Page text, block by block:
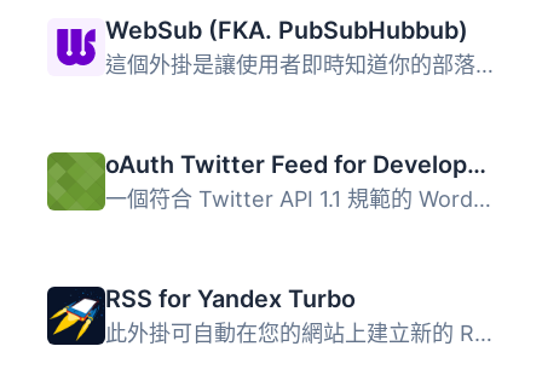
WebSub (FKA. PubSubHubbub)
這個外掛是讓使用者即時知道你的部落格有更新的簡單方式。它...
oAuth Twitter Feed for Developers
一個符合 Twitter API 1.1 規範的 WordPress 外掛，為主題開...
RSS for Yandex Turbo
此外掛可自動在您的網站上建立新的 RSS 訂閱 (或多個訂閱)，...